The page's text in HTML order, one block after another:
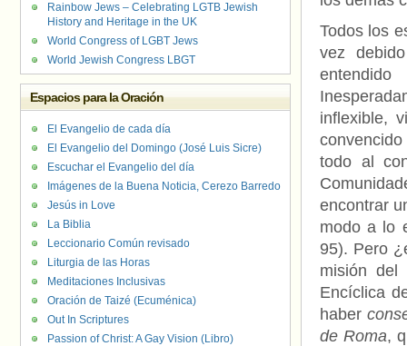
Todos los
vez
inflexible,
todo al
encontrar
modo a lo
95). Pero
misión
Encíclica
haber
de Roma,
Rainbow Jews – Celebrating LGTB Jewish
History and Heritage in the UK
World Congress of LGBT Jews
World Jewish Congress LBGT
Espacios para la Oración
El Evangelio de cada día
El Evangelio del Domingo (José Luis Sicre)
Escuchar el Evangelio del día
Imágenes de la Buena Noticia, Cerezo Barredo
Jesús in Love
La Biblia
Leccionario Común revisado
Liturgia de las Horas
Meditaciones Inclusivas
Oración de Taizé (Ecuménica)
Out In Scriptures
Passion of Christ: A Gay Vision (Libro)